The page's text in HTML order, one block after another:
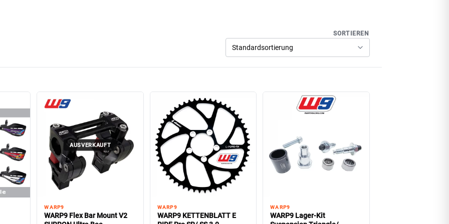
SORTIEREN
AUSVERKAUFT
WARP9
WARP9 Flex Bar Mount V2
WARP9
WARP9 KETTENBLATT E
WARP9
WARP9 Lager-Kit